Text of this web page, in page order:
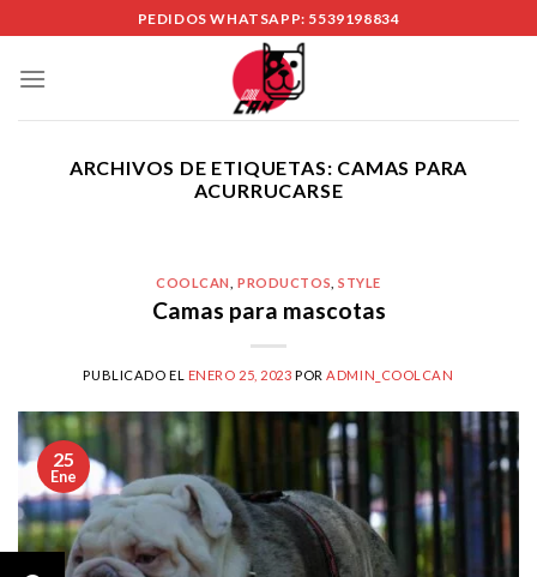
to
content
PEDIDOS WHATSAPP: 5539198834
ARCHIVOS DE ETIQUETAS: CAMAS PARA
ACURRUCARSE
COOLCAN ,PRODUCTOS ,STYLE
Camas para mascotas
PUBLICADO EL ENERO 25, 2023 POR ADMIN_COOLCAN
25
Ene